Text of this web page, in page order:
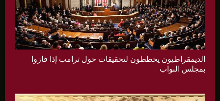
الديمقراطيون يخططون لتحقيقات حول ترامب إذا فازوا
بمجلس النواب